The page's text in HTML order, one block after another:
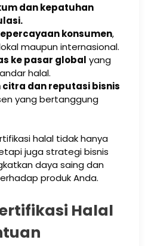
dan kepatuhan
konsumen,
maupun internasional.
ke pasar global yang
halal.
dan reputasi bisnis
yang bertanggung
halal tidak hanya
juga strategi bisnis
daya saing dan
produk Anda.
Halal